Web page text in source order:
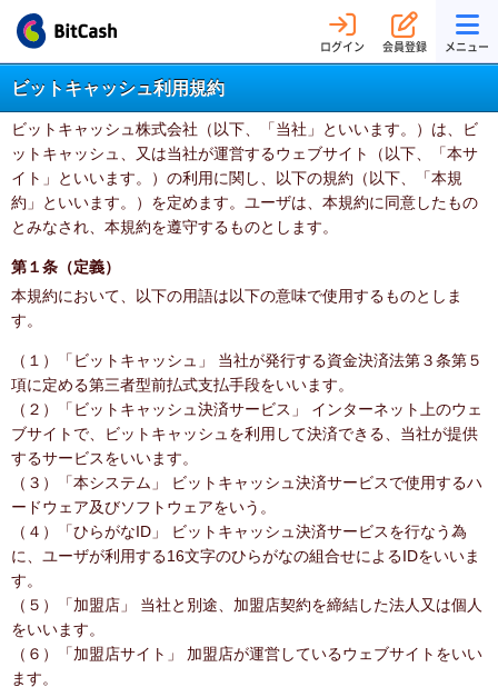
ログイン 会員登録 メニュー
ビットキャッシュ利用規約
ビットキャッシュ株式会社（以下、「当社」といいます。）は、ビ
ットキャッシュ、又は当社が運営するウェブサイト（以下、「本サ
イト」といいます。）の利用に関し、以下の規約（以下、「本規
約」といいます。）を定めます。ユーザは、本規約に同意したもの
とみなされ、本規約を遵守するものとします。
第１条（定義）
本規約において、以下の用語は以下の意味で使用するものとしま
す。
（１）「ビットキャッシュ」 当社が発行する資金決済法第３条第５
項に定める第三者型前払式支払手段をいいます。
（２）「ビットキャッシュ決済サービス」 インターネット上のウェ
ブサイトで、ビットキャッシュを利用して決済できる、当社が提供
するサービスをいいます。
（３）「本システム」 ビットキャッシュ決済サービスで使用するハ
ードウェア及びソフトウェアをいう。
（４）「ひらがなID」 ビットキャッシュ決済サービスを行なう為
に、ユーザが利用する16文字のひらがなの組合せによるIDをいいま
す。
（５）「加盟店」 当社と別途、加盟店契約を締結した法人又は個人
をいいます。
（６）「加盟店サイト」 加盟店が運営しているウェブサイトをいい
ます。